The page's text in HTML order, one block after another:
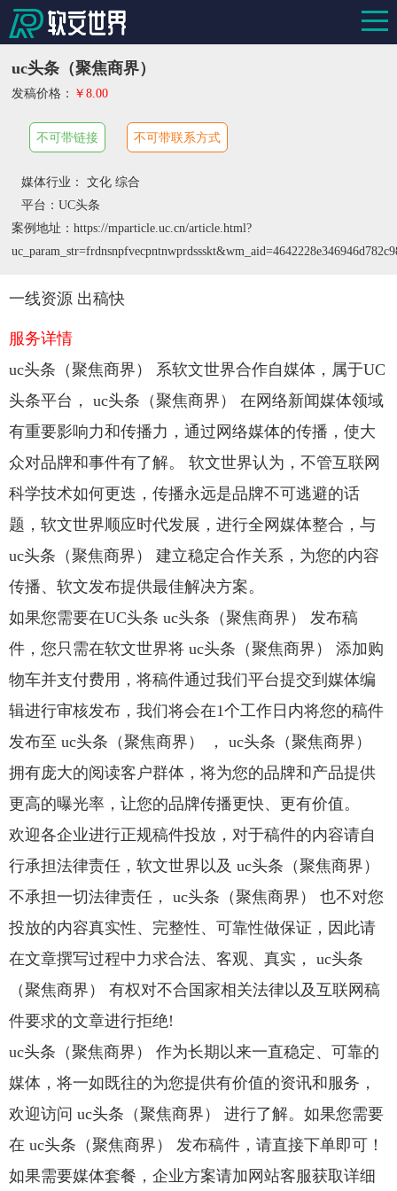
uc头条（聚焦商界）
发稿价格： ￥8.00
不可带链接 不可带联系方式
媒体行业： 文化 综合
平台：UC头条
案例地址：https://mparticle.uc.cn/article.html?
一线资源 出稿快
服务详情
uc头条（聚焦商界） 系软文世界合作自媒体，属于UC
头条平台， uc头条（聚焦商界） 在网络新闻媒体领域
有重要影响力和传播力，通过网络媒体的传播，使大
众对品牌和事件有了解。 软文世界认为，不管互联网
科学技术如何更迭，传播永远是品牌不可逃避的话
题，软文世界顺应时代发展，进行全网媒体整合，与
uc头条（聚焦商界） 建立稳定合作关系，为您的内容
传播、软文发布提供最佳解决方案。
如果您需要在UC头条 uc头条（聚焦商界） 发布稿
件，您只需在软文世界将 uc头条（聚焦商界） 添加购
物车并支付费用，将稿件通过我们平台提交到媒体编
辑进行审核发布，我们将会在1个工作日内将您的稿件
发布至 uc头条（聚焦商界） ， uc头条（聚焦商界）
拥有庞大的阅读客户群体，将为您的品牌和产品提供
更高的曝光率，让您的品牌传播更快、更有价值。
欢迎各企业进行正规稿件投放，对于稿件的内容请自
行承担法律责任，软文世界以及 uc头条（聚焦商界）
不承担一切法律责任， uc头条（聚焦商界） 也不对您
投放的内容真实性、完整性、可靠性做保证，因此请
在文章撰写过程中力求合法、客观、真实， uc头条
（聚焦商界） 有权对不合国家相关法律以及互联网稿
件要求的文章进行拒绝!
uc头条（聚焦商界） 作为长期以来一直稳定、可靠的
媒体，将一如既往的为您提供有价值的资讯和服务，
欢迎访问 uc头条（聚焦商界） 进行了解。如果您需要
在 uc头条（聚焦商界） 发布稿件，请直接下单即可！
如果需要媒体套餐，企业方案请加网站客服获取详细